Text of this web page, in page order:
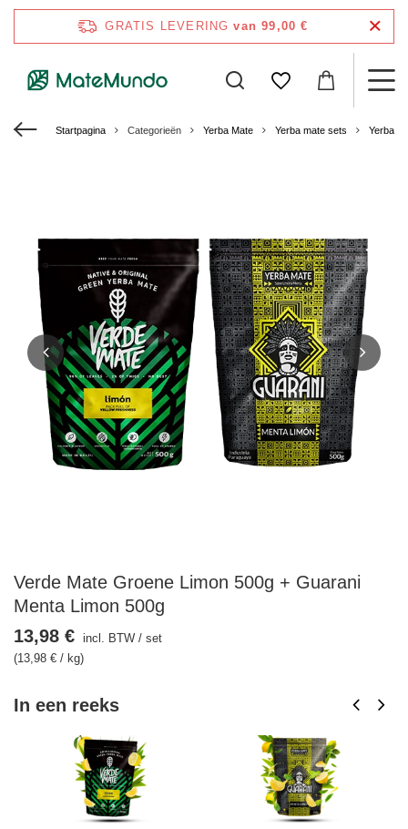
GRATIS LEVERING van 99,00 €
Startpagina Categorieën Yerba Mate Yerba mate sets Yerba
Verde Mate Groene Limon 500g + Guarani
Menta Limon 500g
In een reeks
13,98 € incl. BTW / set
(13,98 € / kg)